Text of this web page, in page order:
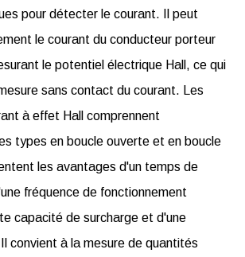
pour détecter le courant. Il peut
le courant du conducteur porteur
le potentiel électrique Hall, ce qui
sans contact du courant. Les
à effet Hall comprennent
types en boucle ouverte et en boucle
les avantages d'un temps de
fréquence de fonctionnement
capacité de surcharge et d'une
convient à la mesure de quantités